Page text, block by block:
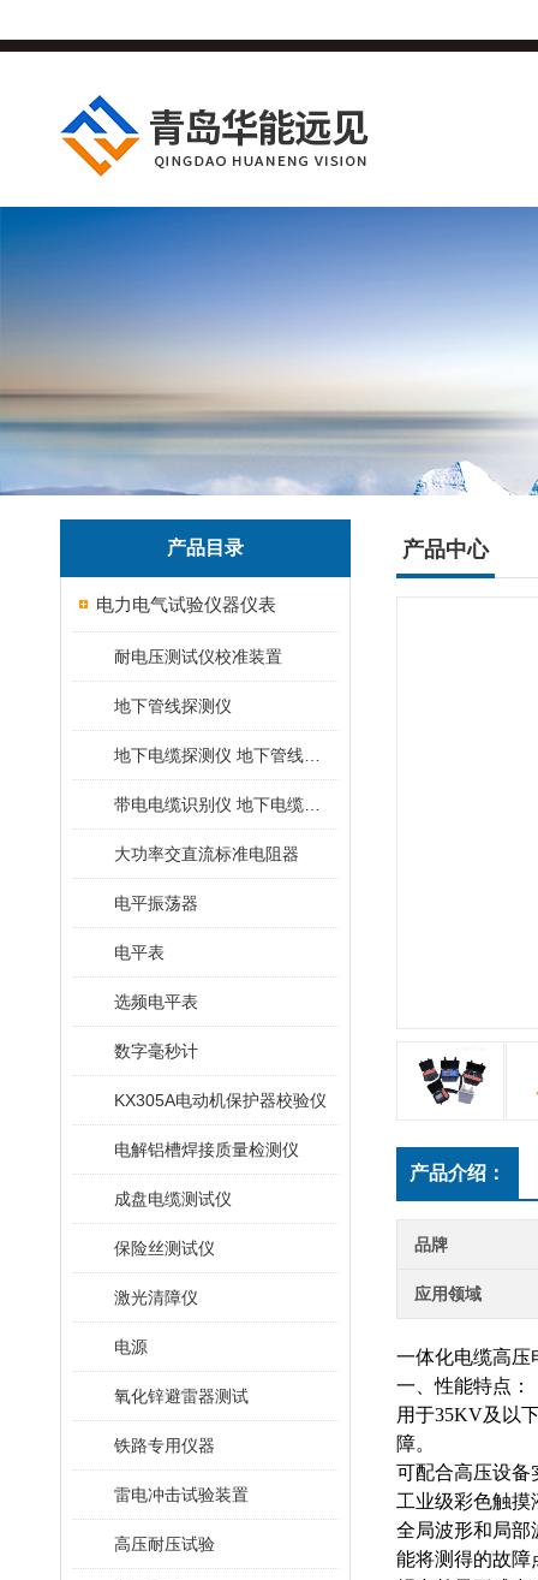
产品目录
电力电气试验仪器仪表
耐电压测试仪校准装置
地下管线探测仪
大功率交直流标准电阻器
电平振荡器
电平表
选频电平表
数字毫秒计
KX305A电动机保护器校验仪
电解铝槽焊接质量检测仪
成盘电缆测试仪
保险丝测试仪
激光清障仪
电源
氧化锌避雷器测试
铁路专用仪器
雷电冲击试验装置
高压耐压试验
产品中心
产品介绍：
品牌
应用领域
一体化电缆高压
一、性能特点：
用于35KV及以
障。
可配合高压设备
工业级彩色触
全局波形和局部
能将测得的故障